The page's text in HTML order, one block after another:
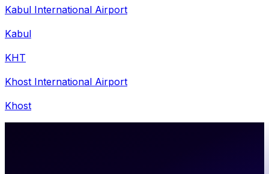
Kabul International Airport
Kabul
KHT
Khost International Airport
Khost